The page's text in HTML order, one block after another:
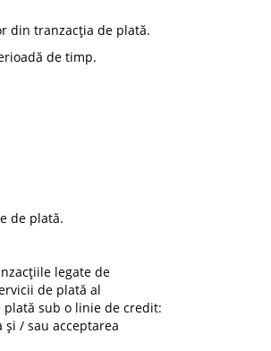
din tranzacția de plată.
de timp.
de plată.
legate de
de plată al
sub o linie de credit:
/ sau acceptarea